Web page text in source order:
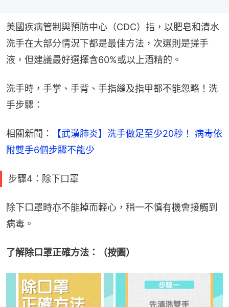
美國疾病管制與預防中心（CDC）指，以肥皂和清水
洗手在大部分情況下都是最佳方法，次選則是搓手
液，但建議最好選擇含60%或以上酒精的。
洗手時，手掌、手背、手指縫及指甲都不能忽略！洗
手步驟：
相關新聞：
【武漢肺炎】洗手做足至少20秒！ 病毒依
附雙手6個步驟不能少
步驟4：除下口罩
除下口罩時亦不能掉而輕心，稍一不慎有機會接觸到
病毒。
了解除口罩正確方法：（按圖）